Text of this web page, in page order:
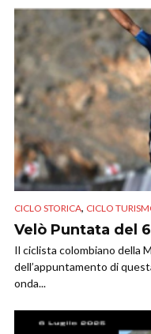
CICLO STORICA, CICLO
Velò Puntata del
Il ciclista colombiano della
dell’appuntamento di
onda...